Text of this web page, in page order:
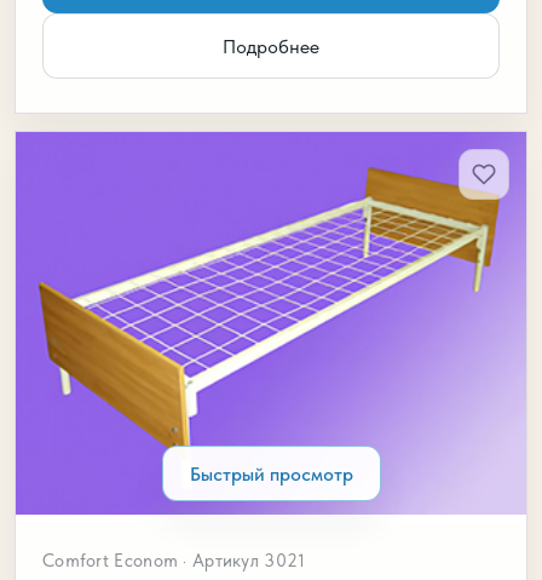
Подробнее
Быстрый просмотр
Comfort Econom · Артикул 3021